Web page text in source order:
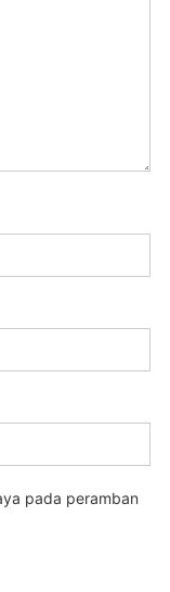
pada peramban